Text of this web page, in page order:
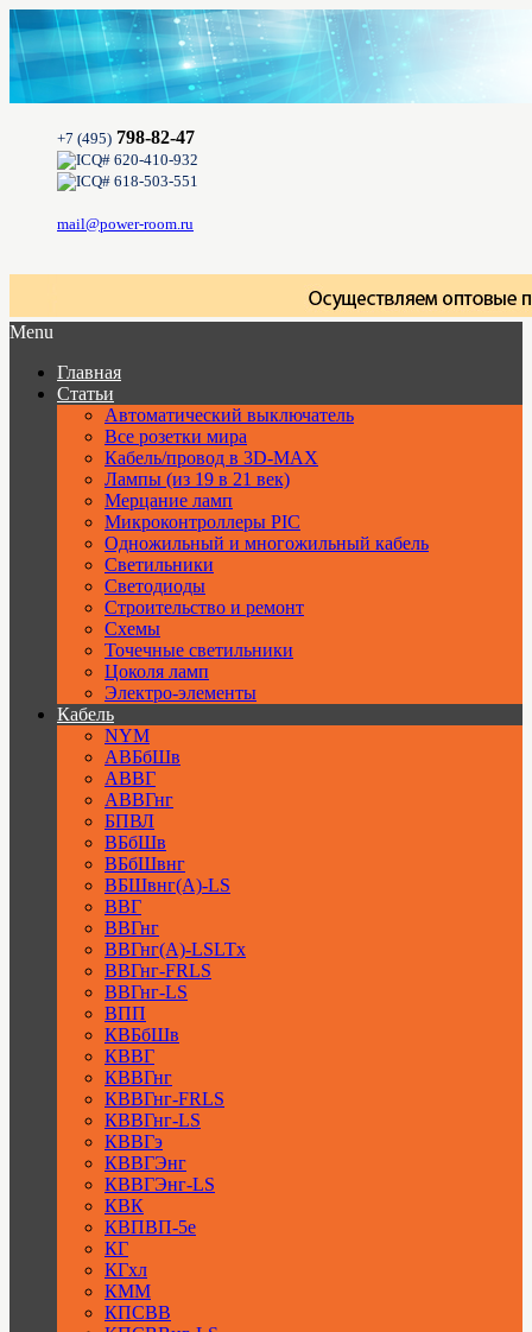
+7 (495) 798-82-47
620-410-932
618-503-551
mail@power-room.ru
Menu
Главная
Статьи
Автоматический выключатель
Все розетки мира
Кабель/провод в 3D-MAX
Лампы (из 19 в 21 век)
Мерцание ламп
Микроконтроллеры PIC
Одножильный и многожильный кабель
Светильники
Светодиоды
Строительство и ремонт
Схемы
Точечные светильники
Цоколя ламп
Электро-элементы
Кабель
NYM
АВБбШв
АВВГ
АВВГнг
БПВЛ
ВБбШв
ВБбШвнг
ВБШвнг(А)-LS
ВВГ
ВВГнг
ВВГнг(А)-LSLTx
ВВГнг-FRLS
ВВГнг-LS
ВПП
КВБбШв
КВВГ
КВВГнг
КВВГнг-FRLS
КВВГнг-LS
КВВГэ
КВВГЭнг
КВВГЭнг-LS
КВК
КВПВП-5е
КГ
КГхл
КММ
КПСВВ